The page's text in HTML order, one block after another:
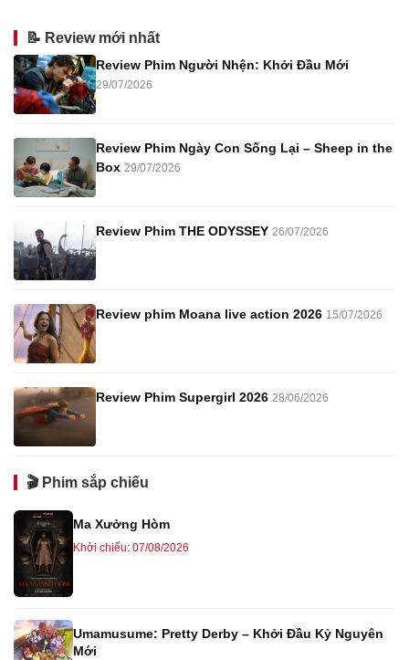
📝 Review mới nhất
Review Phim Người Nhện: Khởi Đầu Mới
29/07/2026
Review Phim Ngày Con Sống Lại – Sheep in the
Box 29/07/2026
Review Phim THE ODYSSEY 26/07/2026
Review phim Moana live action 2026 15/07/2026
Review Phim Supergirl 2026 28/06/2026
🎬 Phim sắp chiếu
Ma Xưởng Hòm
Khởi chiếu: 07/08/2026
Umamusume: Pretty Derby – Khởi Đầu Kỷ Nguyên
Mới